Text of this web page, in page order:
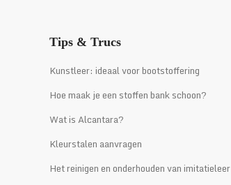
Tips & Trucs
Kunstleer: ideaal voor bootstoffering
Hoe maak je een stoffen bank schoon?
Wat is Alcantara?
Kleurstalen aanvragen
Het reinigen en onderhouden van imitatieleer